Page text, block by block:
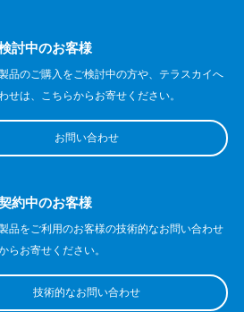
討中のお客様
品のご購入をご検討中の方や、テラスカイへ
せは、こちらからお寄せください。
お問い合わせ
約中のお客様
品をご利用のお客様の技術的なお問い合わせ
らお寄せください。
技術的なお問い合わせ